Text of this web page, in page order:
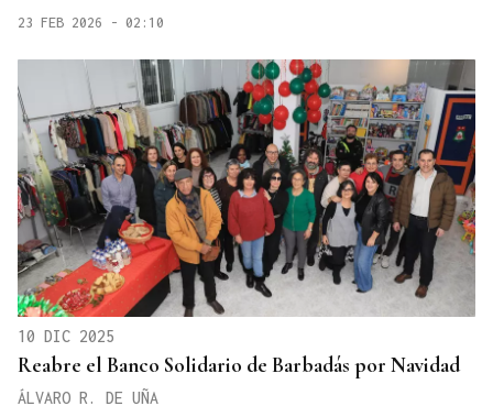
23 FEB 2026 - 02:10
10 DIC 2025
Reabre el Banco Solidario de Barbadás por Navidad
ÁLVARO R. DE UÑA